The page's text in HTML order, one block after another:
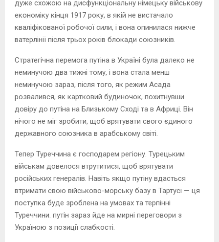
дуже схожою на дисфункціональну німецьку військову
економіку кінця 1917 року, в якій не вистачало
кваліфікованої робочої сили, і вона опинилася нижче
ватерлінії після трьох років блокади союзників.
Стратегічна перемога путіна в Україні була далеко не
неминучою два тижні тому, і вона стала менш
неминучою зараз, після того, як режим Асада
розвалився, як картковий будиночок, похитнувши
довіру до путіна на Близькому Сході та в Африці. Він
нічого не міг зробити, щоб врятувати свого єдиного
державного союзника в арабському світі.
Тепер Туреччина є господарем регіону. Турецьким
військам довелося втрутитися, щоб врятувати
російських генералів. Навіть якщо путіну вдасться
втримати свою військово-морську базу в Тартусі — ця
поступка буде зроблена на умовах та терпінні
Туреччини. путін зараз йде на мирні переговори з
Україною з позиції слабкості.